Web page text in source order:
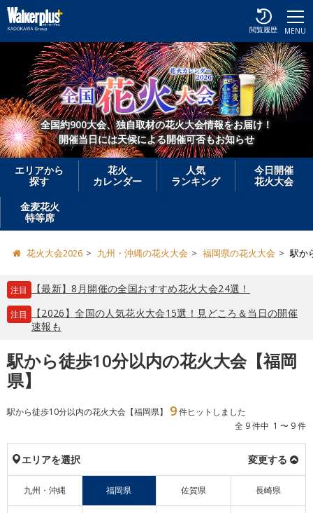
MENU
閲覧履歴
全国約900大会、独自取材の花火大会情報をお届け！
開催当日には天候による開催可否もお知らせ
エリアから
探す
花火
カレンダー
人気
ランキング
今日開催
花火大会
金麦花火
特等席
花火大会2026 九州・沖縄の花火大会 福岡県の花火大会 駅か
注目 【最新】8月開催の全国おすすめ花火大会24選！
注目
【2026】全国の人気花火大会15選！見どころ＆当日の開催
速報も
駅から徒歩10分以内の花火大会【福岡
県】
駅から徒歩10分以内の花火大会【福岡県】 9件ヒットしました
全 9 件中 1 〜 9 件
エリアを選択 変更する
九州・沖縄 福岡県 佐賀県 長崎県